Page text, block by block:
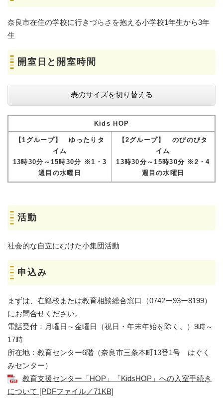
奈良市在住の学校に行きづらさを抱える小学校1年生から3年
生
開室日と開室時間
表のサイズを切り替える
Kids HOP
【1グループ】 ゆったりタ
イム
13時30分～15時30分 ※1・3
週目の水曜日
【2グループ】 のびのびタ
イム
13時30分～15時30分 ※2・4
週目の水曜日
活動
社会的な自立にむけた小集団活動
申込み
まずは、在籍校または教育相談総合窓口（0742ー93ー8199）
にお問合せください。
電話受付：月曜日～金曜日（祝日・年末年始を除く。）9時～
17時
所在地：教育センター6階（奈良市三条本町13番1号 はぐく
みセンター）
教育支援センター「HOP」「KidsHOP」への入室手続き
について [PDFファイル／71KB]